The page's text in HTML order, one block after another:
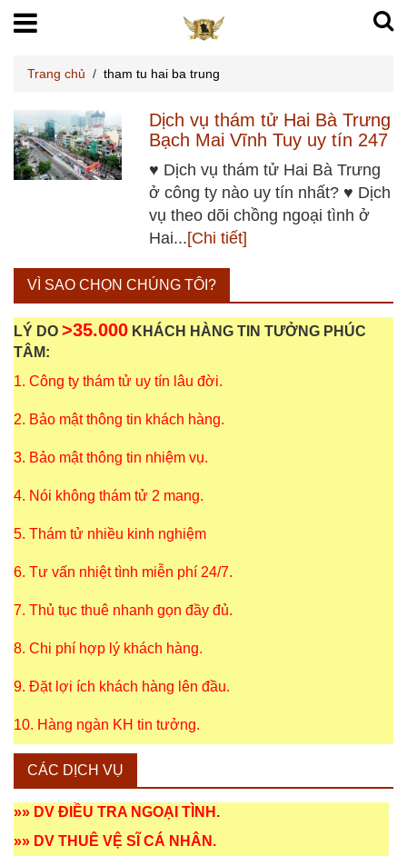
Trang chủ / tham tu hai ba trung
Dịch vụ thám tử Hai Bà Trưng
Bạch Mai Vĩnh Tuy uy tín 247
♥ Dịch vụ thám tử Hai Bà Trưng
ở công ty nào uy tín nhất? ♥ Dịch
vụ theo dõi chồng ngoại tình ở
Hai...[Chi tiết]
VÌ SAO CHỌN CHÚNG TÔI?
LÝ DO >35.000 KHÁCH HÀNG TIN TƯỞNG PHÚC
TÂM:
1. Công ty thám tử uy tín lâu đời.
2. Bảo mật thông tin khách hàng.
3. Bảo mật thông tin nhiệm vụ.
4. Nói không thám tử 2 mang.
5. Thám tử nhiều kinh nghiệm
6. Tư vấn nhiệt tình miễn phí 24/7.
7. Thủ tục thuê nhanh gọn đầy đủ.
8. Chi phí hợp lý khách hàng.
9. Đặt lợi ích khách hàng lên đầu.
10. Hàng ngàn KH tin tưởng.
CÁC DỊCH VỤ
»» DV ĐIỀU TRA NGOẠI TÌNH .
»» DV THUÊ VỆ SĨ CÁ NHÂN .